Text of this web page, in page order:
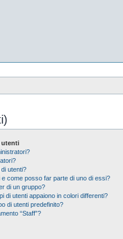
utenti
utenti?
come posso far parte di uno di essi?
di un gruppo?
di utenti appaiono in colori differenti?
di utenti predefinito?
“Staff”?